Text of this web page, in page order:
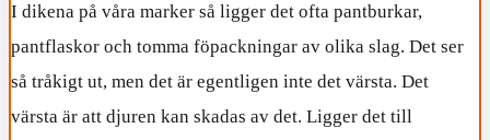
I dikena på våra marker så ligger det ofta pantburkar,
pantflaskor och tomma föpackningar av olika slag. Det ser
så tråkigt ut, men det är egentligen inte det värsta. Det
värsta är att djuren kan skadas av det. Ligger det till